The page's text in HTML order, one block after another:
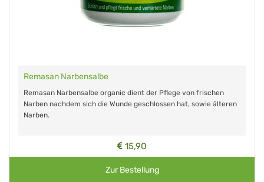
Remasan Narbensalbe
Remasan Narbensalbe organic dient der Pflege von frischen
Narben nachdem sich die Wunde geschlossen hat, sowie älteren
Narben.
15,90
Zur Bestellung